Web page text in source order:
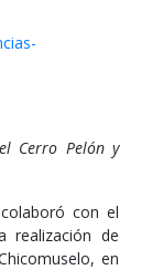
Cerro Pelón y
con el
realización de
en